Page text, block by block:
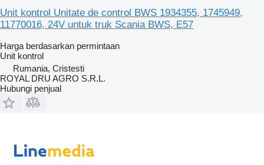
Unit kontrol Unitate de control BWS 1934355, 1745949,
11770016, 24V untuk truk Scania BWS, E57
Harga berdasarkan permintaan
Unit kontrol
Rumania, Cristesti
ROYAL DRU AGRO S.R.L.
Hubungi penjual